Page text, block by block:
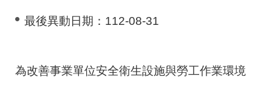
最後異動日期： 112-08-31
為改善事業單位安全衛生設施與勞工作業環境